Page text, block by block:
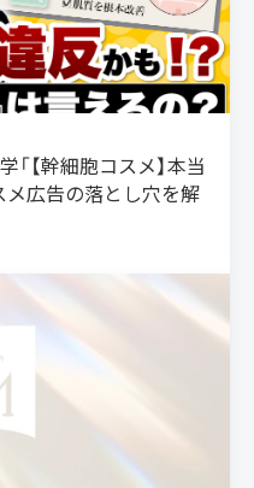
「【幹細胞コスメ】本当
メ広告の落とし穴を解